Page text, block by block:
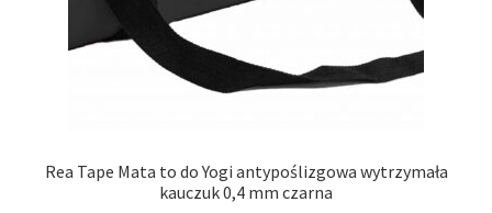
Rea Tape Mata to do Yogi antypoślizgowa wytrzymała
kauczuk 0,4 mm czarna